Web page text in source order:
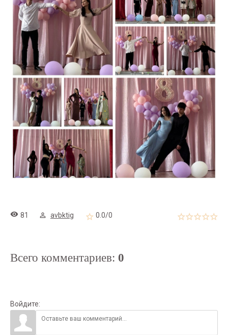
81 avbktig 0.0/0
Всего комментариев: 0
Войдите: